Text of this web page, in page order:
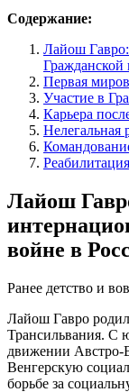
Содержание:
Лайош
Гражданской
Первая
Участие в
Карьера
Нелегальная
Лайош
войне в
Ранее детство и
Лайош Гавро
Трансильвания. С
движении Австро-
Венгерскую
борьбе за